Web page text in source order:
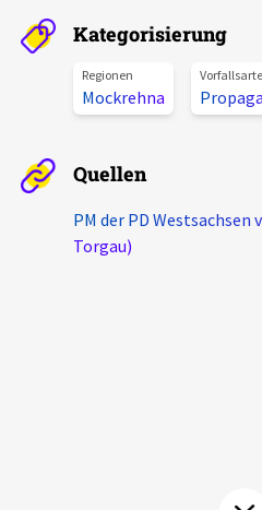
Aktuelles
Alle Beiträge
Pressemitteilungen
Podcasts
Über uns
Projektbeschreibung
Kontakt
Unterstützer_innen
Kategorisierung
Regionen
Mockrehna
Quellen
PM der PD Westsachsen
Torgau)